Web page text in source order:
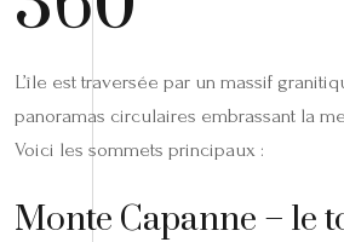
L’île est traversée par un massif
panoramas circulaires embrassant la
Voici les sommets principaux :
Monte Capanne – le